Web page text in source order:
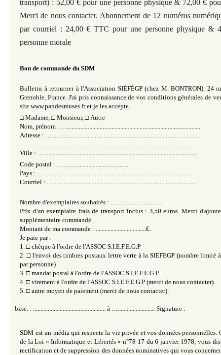
transport) : 52,00 € pour une personne physique & 72,00 €
Merci de nous contacter. Abonnement de 12 numéros
par courriel : 24,00 € TTC pour une personne physique &
personne morale
Bon de commande du SDM
Bulletin à retourner à l'Association SIÉFÉGP (chez M. BONTRON). 24
Grenoble, France. J'ai pris connaissance de vos conditions générales de
site www.pandesmuses.fr et je les accepte.
□ Madame, □ Monsieur, □ Autre
Nom, prénom : …..........................................................................................
Adresse : ….....................................................................................…..........
…................................................................................................................
Ville : ….......................................................................................................
Code postal : ….............................................
Pays : …....................................................................................................
Courriel : …................................................................................................
Nombre d'exemplaires souhaités : …...............................
Prix d'un exemplaire frais de transport inclus : 3,50 euros. Merci
supplémentaire commandé.
Montant de ma commande : ..................................€.
Je paie par :
1. □ chèque à l'ordre de l'ASSOC S.I.E.F.E.G.P
2. □ l'envoi des timbres postaux lettre verte à la SIEFEGP (nombre limité
par personne)
3. □ mandat postal à l'ordre de l'ASSOC S.I.E.F.E.G.P
4. □ virement à l'ordre de l'ASSOC S.I.E.F.E.G.P (merci de nous contacter).
5. □ autre moyen de paiement (merci de nous contacter).
: ................................................. à …......................... Signature :
SDM est un média qui respecte la vie privée et vos données
de la Loi « Informatique et Libertés » n°78-17 du 6 janvier 1978, vous
rectification et de suppression des données nominatives qui vous